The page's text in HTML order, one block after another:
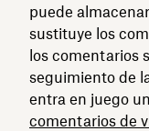
puede
sustituye los
los comentarios
seguimiento de
entra en juego
comentarios de